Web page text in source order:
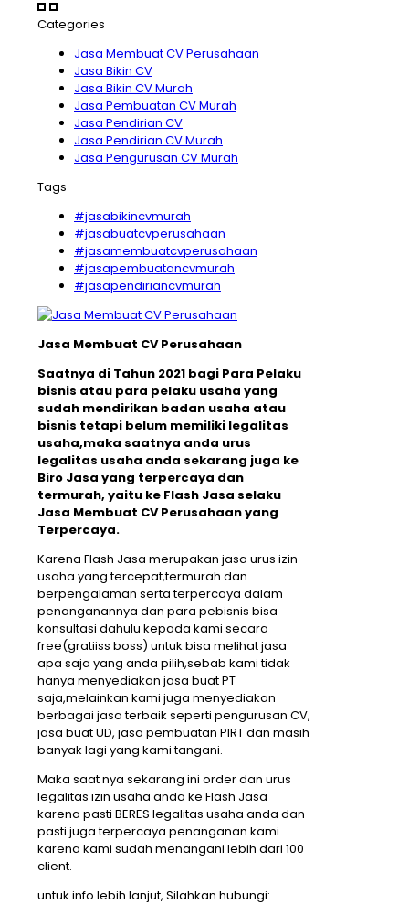
Categories
Jasa Membuat CV Perusahaan
Jasa Bikin CV
Jasa Bikin CV Murah
Jasa Pembuatan CV Murah
Jasa Pendirian CV
Jasa Pendirian CV Murah
Jasa Pengurusan CV Murah
Tags
#jasabikincvmurah
#jasabuatcvperusahaan
#jasamembuatcvperusahaan
#jasapembuatancvmurah
#jasapendiriancvmurah
Jasa Membuat CV Perusahaan
Saatnya di Tahun 2021 bagi Para Pelaku
bisnis atau para pelaku usaha yang
sudah mendirikan badan usaha atau
bisnis tetapi belum memiliki legalitas
usaha,maka saatnya anda urus
legalitas usaha anda sekarang juga ke
Biro Jasa yang terpercaya dan
termurah, yaitu ke Flash Jasa selaku
Jasa Membuat CV Perusahaan yang
Terpercaya.
Karena Flash Jasa merupakan jasa urus izin
usaha yang tercepat,termurah dan
berpengalaman serta terpercaya dalam
penanganannya dan para pebisnis bisa
konsultasi dahulu kepada kami secara
free(gratiiss boss) untuk bisa melihat jasa
apa saja yang anda pilih,sebab kami tidak
hanya menyediakan jasa buat PT
saja,melainkan kami juga menyediakan
berbagai jasa terbaik seperti pengurusan CV,
jasa buat UD, jasa pembuatan PIRT dan masih
banyak lagi yang kami tangani.
Maka saat nya sekarang ini order dan urus
legalitas izin usaha anda ke Flash Jasa
karena pasti BERES legalitas usaha anda dan
pasti juga terpercaya penanganan kami
karena kami sudah menangani lebih dari 100
client.
untuk info lebih lanjut, Silahkan hubungi: